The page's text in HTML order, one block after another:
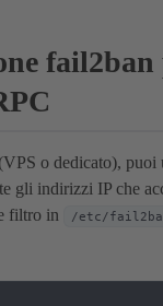
o dedicato), puoi
gli indirizzi IP che
filtro in
/etc/